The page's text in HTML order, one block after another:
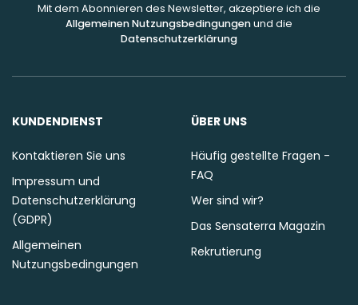
Mit dem Abonnieren des Newsletter, akzeptiere ich die
Allgemeinen Nutzungsbedingungenund die
Datenschutzerklärung
KUNDENDIENST
Kontaktieren Sie uns
Impressum und
Datenschutzerklärung
(GDPR)
Allgemeinen
Nutzungsbedingungen
ÜBER UNS
Häufig gestellte Fragen -
FAQ
Wer sind wir?
Das Sensaterra Magazin
Rekrutierung